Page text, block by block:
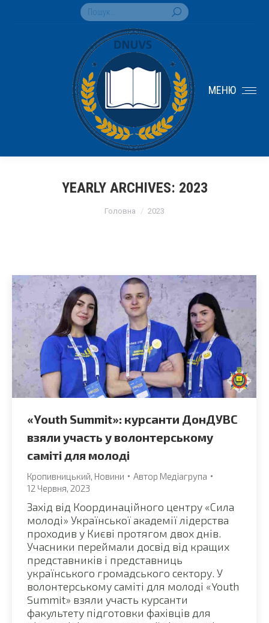
Search:
МЕНЮ
YEARLY ARCHIVES: 2023
Головна 2023
«Youth Summit»: курсанти ДонДУВС
взяли участь у волонтерському
саміті для молоді
Кропивницький Новини Автор Медіагрупа
12 Червня, 2023
Захід від Координаційного центру «Сила
молоді» Української академії лідерства
проходив у Києві протягом двох днів.
Учасники переймали досвід від кращих
представників і представниць
українського громадського сектору. У
волонтерському саміті для молоді «Youth
Summit» взяли участь курсанти
факультету підготовки фахівців для